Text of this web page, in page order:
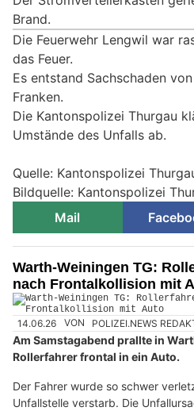
Brand.
Die Feuerwehr Lengwil war
das Feuer.
Es entstand Sachschaden
Franken.
Die Kantonspolizei Thurgau
Umstände des Unfalls ab.
Quelle: Kantonspolizei
Bildquelle: Kantonspolizei
Mail
Warth-Weiningen TG:
nach Frontalkollision mit
14.06.26 VON POLIZEI.NEWS
Am Samstagabend prallte in
Rollerfahrer frontal in ein Auto.
Der Fahrer wurde so schwer
Unfallstelle verstarb. Die